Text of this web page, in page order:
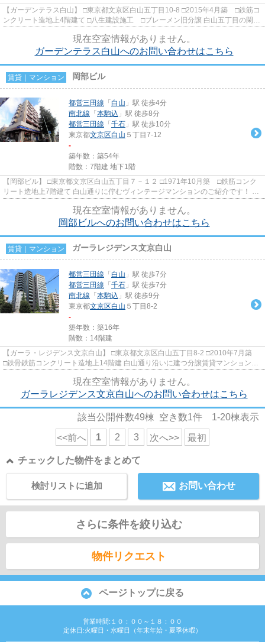
【ガーデンテラス白山】 □東京都文京区白山五丁目10-8 □2015年4月築 □鉄筋コ
ンクリート造地上4階建て □八生建設施工 □ブレーメン旧分譲 白山五丁目の閑静
現在空室情報がありません。
ガーデンテラス白山へのお問い合わせはこちら
賃貸｜マンション 岡部ビル
都営三田線 「 白山 」駅 徒歩4分
南北線 「 本駒込 」駅 徒歩8分
都営三田線 「 千石 」駅 徒歩10分
東京都文京区白山 ５丁目7-12
-
築年数：築54年
階数：7階建 地下1階
【岡部ビル】 □東京都文京区白山五丁目７－１２ □1971年10月築 □鉄筋コンク
リート造地上7階建て 白山通りに佇むヴィンテージマンションのご紹介です！ 1
現在空室情報がありません。
岡部ビルへのお問い合わせはこちら
賃貸｜マンション ガーラレジデンス文京白山
都営三田線 「 白山 」駅 徒歩7分
都営三田線 「 千石 」駅 徒歩7分
南北線 「 本駒込 」駅 徒歩9分
東京都文京区白山 ５丁目8-2
-
築年数：築16年
階数：14階建
【ガーラ・レジデンス文京白山】 □東京都文京区白山五丁目8-2 □2010年7月築
□鉄骨鉄筋コンクリート造地上14階建 白山通り沿いに建つ分譲賃貸マンションの
現在空室情報がありません。
ガーラレジデンス文京白山へのお問い合わせはこちら
該当公開件数49棟 空き数1件 1-20棟表示
<<前へ 1 2 3 次へ>> 最初
チェックした物件をまとめて
お問い合わせ
検討リストに追加
さらに条件を絞り込む
物件リクエスト
ページトップに戻る
営業時間:１０：００～１８：００
定休日:火曜日・水曜日（年末年始・夏季休暇）